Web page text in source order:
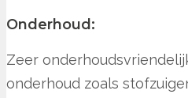
Onderhoud:
Zeer
onderhoud zoals